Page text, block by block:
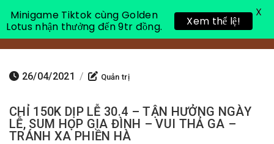
Toggle
26/04/2021 / Quản trị
CHỈ 150K DỊP LỄ 30.4 – TẬN HƯỞNG NGÀY
LỄ, SUM HỌP GIA ĐÌNH – VUI THẢ GA –
TRÁNH XA PHIỀN HÀ
Minigame Tiktok cùng Golden
Lotus nhận thưởng đến 9tr đồng.
Xem thể lệ!
X